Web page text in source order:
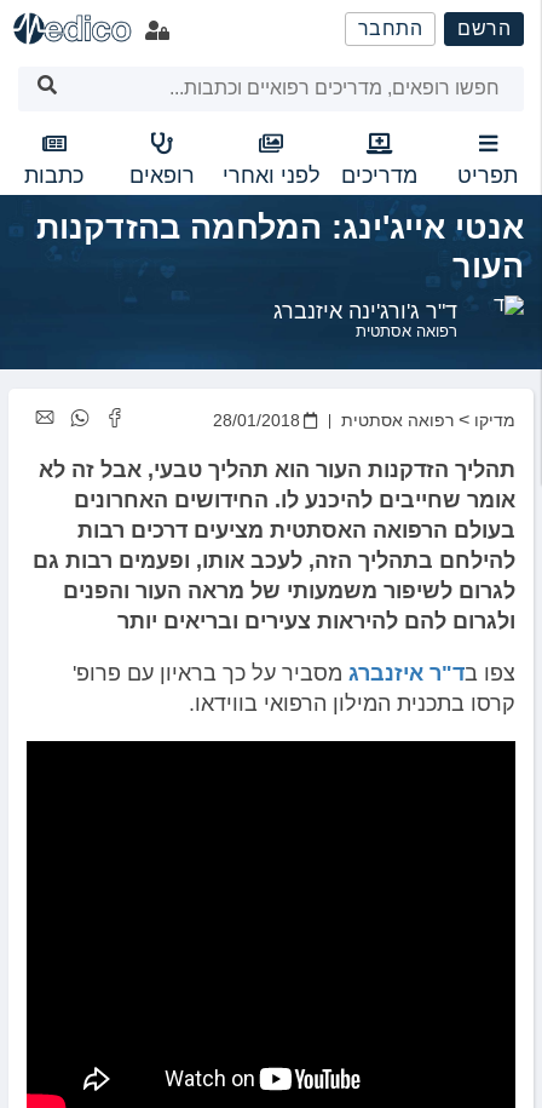
שִׂים
לֵב:
מַעֲרֶכֶת
נָגִישׁ
בִּקְלִיק
הַמְּסַיַּעַת
לִנְגִישׁוּת
הָאֲתָר.
הרשם התחבר
תפריט מדריכים לפני ואחרי רופאים כתבות
אנטי אייג'ינג: המלחמה בהזדקנות
העור
ד"ר ג'ורג'ינה איזנברג
רפואה אסתטית
מדיקו > רפואה אסתטית 28/01/2018
תהליך הזדקנות העור הוא תהליך טבעי, אבל זה לא
אומר שחייבים להיכנע לו. החידושים האחרונים
בעולם הרפואה האסתטית מציעים דרכים רבות
להילחם בתהליך הזה, לעכב אותו, ופעמים רבות גם
לגרום לשיפור משמעותי של מראה העור והפנים
ולגרום להם להיראות צעירים ובריאים יותר
צפו בד"ר איזנברג מסביר על כך בראיון עם פרופ'
קרסו בתכנית המילון הרפואי בווידאו.